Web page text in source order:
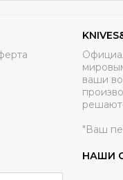
ваши
"Ваш
НАШИ